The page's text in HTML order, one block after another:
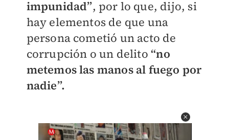
impunidad”, por lo que, dijo, si
hay elementos de que una
persona cometió un acto de
corrupción o un delito“no
metemos las manos al fuego por
nadie”.